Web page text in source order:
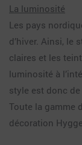
La luminosité
Les pays
d’hiver. Ainsi, le
claires et les
luminosité à
style est donc
Toute la gamme
décoration